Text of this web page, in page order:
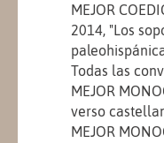
MEJOR
2014, "Los
Todas las
MEJOR
verso
MEJOR